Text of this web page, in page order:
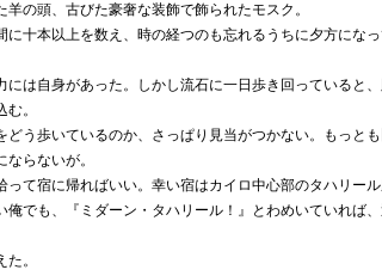
の頭、古びた豪奢な装飾で飾られたモスク。
十本以上を数え、時の経つのも忘れるうちに夕方にな
は自身があった。しかし流石に一日歩き回っていると
。
う歩いているのか、さっぱり見当がつかない。もっと
らないが。
て宿に帰ればいい。幸い宿はカイロ中心部のタハリー
俺でも、『ミダーン・タハリール！』とわめいていれば
。